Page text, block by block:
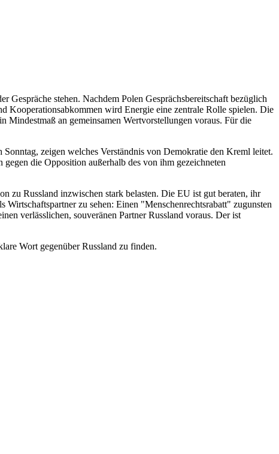
stehen. Nachdem Polen Gesprächsbereitschaft bezüglich
Kooperationsabkommen wird Energie eine zentrale Rolle spielen. Die
Mindestmaß an gemeinsamen Wertvorstellungen voraus. Für die
zeigen welches Verständnis von Demokratie den Kreml leitet.
die Opposition außerhalb des von ihm gezeichneten
zu Russland inzwischen stark belasten. Die EU ist gut beraten, ihr
Wirtschaftspartner zu sehen: Einen "Menschenrechtsrabatt" zugunsten
verlässlichen, souveränen Partner Russland voraus. Der ist
Wort gegenüber Russland zu finden.